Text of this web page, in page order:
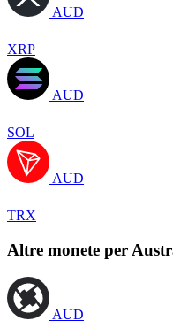
AUD
XRP
AUD
SOL
AUD
TRX
Altre monete per
AUD